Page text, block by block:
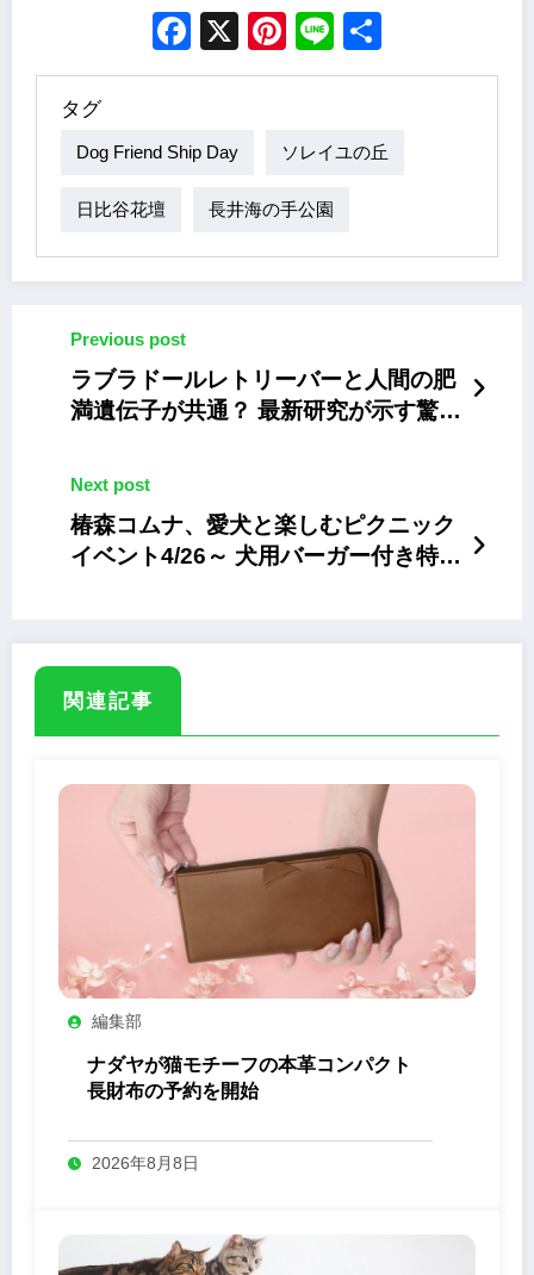
Facebook
X Pinterest
Line
タグ
Dog Friend Ship Day ソレイユの丘
日比谷花壇 長井海の手公園
Previous post
ラブラドールレトリーバーと人間の肥
満遺伝子が共通？ 最新研究が示す驚き
Next post
椿森コムナ、愛犬と楽しむピクニック
イベント4/26～ 犬用バーガー付き特別
関連記事
編集部
ナダヤが猫モチーフの本革コンパクト
長財布の予約を開始
2026年8月8日